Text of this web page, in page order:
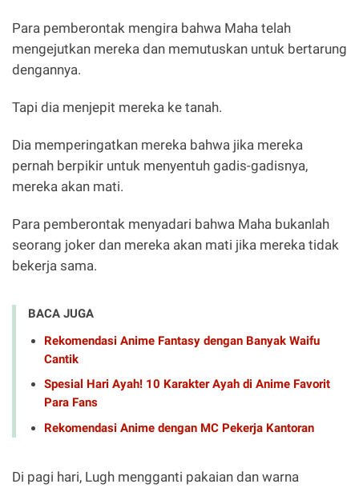
Para pemberontak mengira bahwa Maha telah
mengejutkan mereka dan memutuskan untuk bertarung
dengannya.
Tapi dia menjepit mereka ke tanah.
Dia memperingatkan mereka bahwa jika mereka
pernah berpikir untuk menyentuh gadis-gadisnya,
mereka akan mati.
Para pemberontak menyadari bahwa Maha bukanlah
seorang joker dan mereka akan mati jika mereka tidak
bekerja sama.
BACA JUGA
Rekomendasi Anime Fantasy dengan Banyak Waifu
Cantik
Spesial Hari Ayah! 10 Karakter Ayah di Anime Favorit
Para Fans
Rekomendasi Anime dengan MC Pekerja Kantoran
Di pagi hari, Lugh mengganti pakaian dan warna